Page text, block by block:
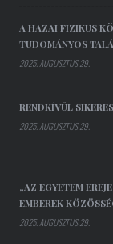
A HAZAI FIZIKUS
TUDOMÁNYOS
2025. AUGUSZTUS 29.
RENDKÍVÜL
2025. AUGUSZTUS 29.
„AZ EGYETEM
EMBEREK
2025. AUGUSZTUS 29.